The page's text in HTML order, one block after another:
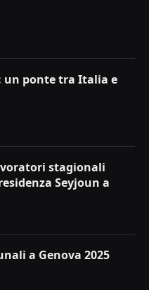
un ponte tra Italia e
stagionali
Seyjoun a
a Genova 2025